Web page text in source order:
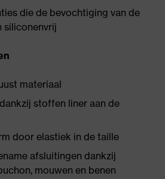
die de bevochtiging van de
siliconenvrij
materiaal
stoffen liner aan de
door elastiek in de taille
afsluitingen dankzij
mouwen en benen